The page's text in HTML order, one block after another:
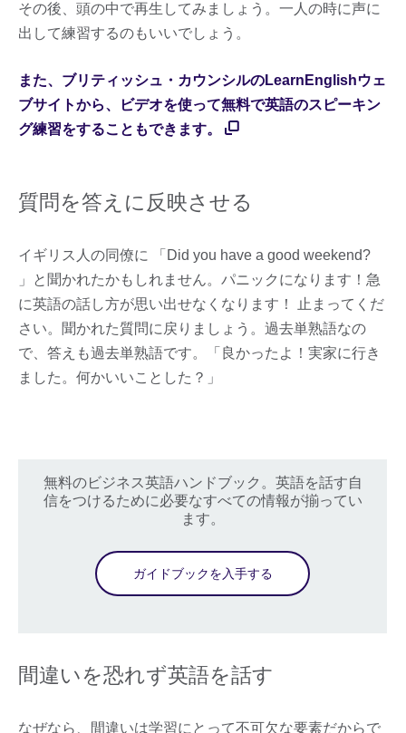
その後、頭の中で再生してみましょう。一人の時に声に
出して練習するのもいいでしょう。
また、ブリティッシュ・カウンシルのLearnEnglishウェ
ブサイトから、ビデオを使って無料で英語のスピーキン
グ練習をすることもできます。
質問を答えに反映させる
イギリス人の同僚に 「Did you have a good weekend?
」と聞かれたかもしれません。パニックになります！急
に英語の話し方が思い出せなくなります！ 止まってくだ
さい。聞かれた質問に戻りましょう。過去単熟語なの
で、答えも過去単熟語です。「良かったよ！実家に行き
ました。何かいいことした？」
無料のビジネス英語ハンドブック。英語を話す自
信をつけるために必要なすべての情報が揃ってい
ます。
ガイドブックを入手する
間違いを恐れず英語を話す
なぜなら、間違いは学習にとって不可欠な要素だからで